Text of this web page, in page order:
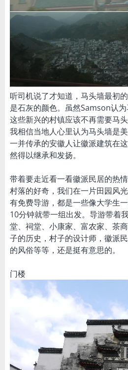
听司机说了才知道，马头墙最初
是石灰的颜色。虽然Samson认
这些新兴的村镇应该不再需要马
我相信当地人心里认为马头墙是
一并传承的安徽人让徽派建筑在
然得以继承和发扬。
带着要走近看一看徽派民居的热
村落的好奇，我们在一片田园风
有免费导游，都是一些像大学生
10分钟就带一组出发。导游带着
堂、祠堂、小康家、富农家、茶
子的历史，村子的设计师，徽派
的风俗等等，还是挺有意思的。
门楼